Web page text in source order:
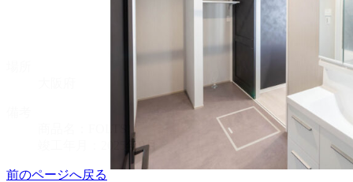
竣工年月：2025年9月
前のページへ戻る